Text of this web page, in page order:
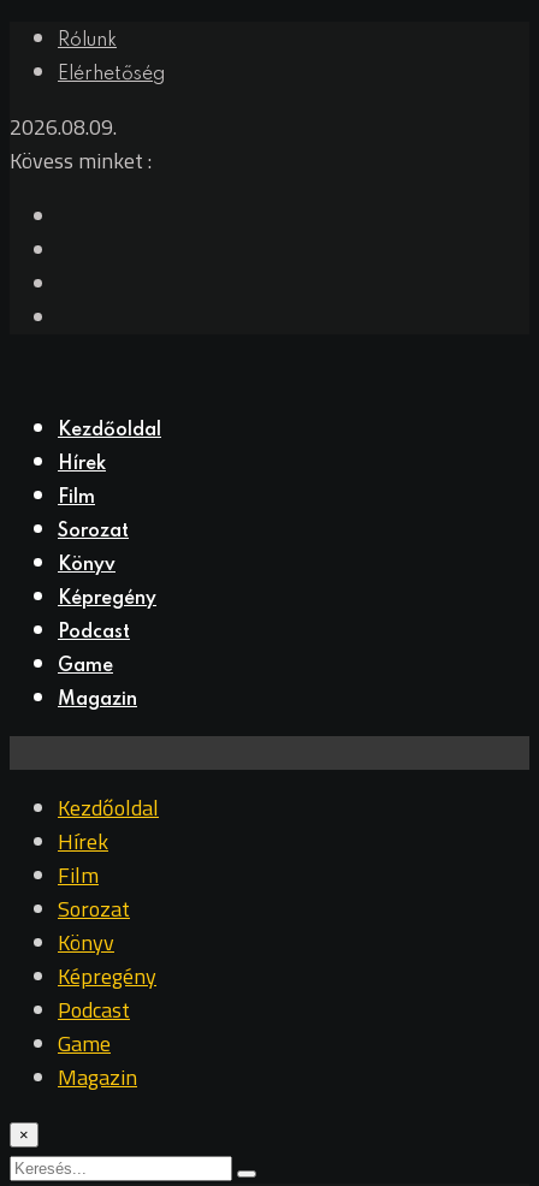
Rólunk
Elérhetőség
2026.08.09.
Kövess minket :
Kezdőoldal
Hírek
Film
Sorozat
Könyv
Képregény
Podcast
Game
Magazin
Kezdőoldal
Hírek
Film
Sorozat
Könyv
Képregény
Podcast
Game
Magazin
×